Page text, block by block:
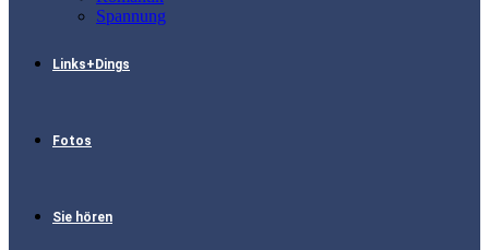
Spannung
Links+Dings
Fotos
Sie hören